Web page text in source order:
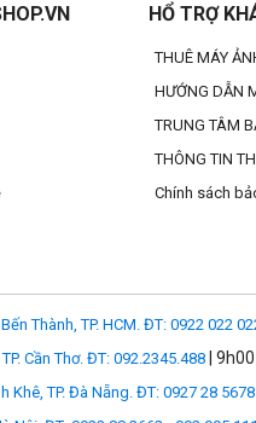
HỔ TRỢ
THUÊ MÁY
HƯỚNG DẪN
TRUNG TÂM
THÔNG TIN
Chính sách
Thành, TP. HCM. ĐT: 0922 022
Cần Thơ. ĐT: 092.2345.488 |
Khê, TP. Đà Nẵng. ĐT: 0927 28 5678